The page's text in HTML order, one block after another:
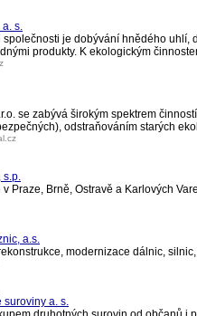
s.
společnosti je dobývání hnědého
produkty. K ekologickým
se zabývá širokým spektrem
odstraňováním starých
s.p.
v Praze, Brně, Ostravě a Karlových
a.s.
modernizace dálnic,
suroviny a. s.